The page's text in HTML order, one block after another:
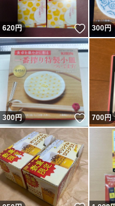
620円 いい
300円
300円 いい
700円